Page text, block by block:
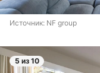
Источник: NF group
5 из 10